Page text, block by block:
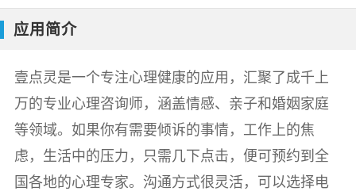
应用简介
壹点灵是一个专注心理健康的应用，汇聚了成千上
万的专业心理咨询师，涵盖情感、亲子和婚姻家庭
等领域。如果你有需要倾诉的事情，工作上的焦
虑，生活中的压力，只需几下点击，便可预约到全
国各地的心理专家。沟通方式很灵活，可以选择电